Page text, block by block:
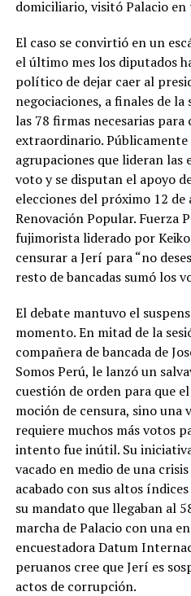
domiciliario, visitó Palacio en
El caso se convirtió en un
el último mes los diputados
político de dejar caer al
negociaciones, a finales de
las 78 firmas necesarias
extraordinario.
agrupaciones que lideran las
voto y se disputan el apoyo
elecciones del próximo 12
Renovación Popular. Fuerza
fujimorista liderado por
censurar a Jerí para “no
resto de bancadas sumó los
El debate mantuvo el
momento. En mitad de la
compañera de bancada de
Somos Perú, le lanzó un
cuestión de orden para que
moción de censura, sino una
requiere muchos más votos
intento fue inútil. Su
vacado en medio de una
acabado con sus altos
su mandato que llegaban al
marcha de Palacio con una
encuestadora Datum
peruanos cree que Jerí es
actos de corrupción.